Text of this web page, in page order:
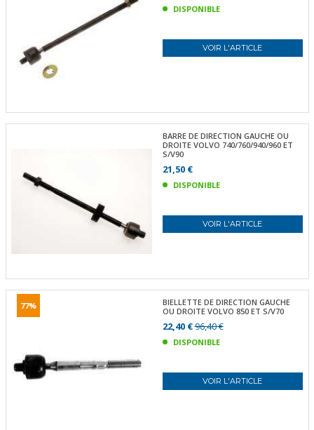
DISPONIBLE
VOIR L'ARTICLE
BARRE DE DIRECTION GAUCHE OU
DROITE VOLVO 740/760/940/960 ET
S/V90
21,50 €
DISPONIBLE
VOIR L'ARTICLE
77%
BIELLETTE DE DIRECTION GAUCHE
OU DROITE VOLVO 850 ET S/V70
22,40 €96,40 €
DISPONIBLE
VOIR L'ARTICLE